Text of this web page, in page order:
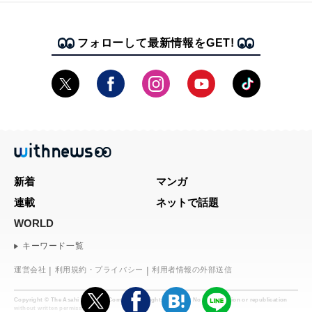
フォローして最新情報をGET!
Copyright © The Asahi Shimbun Company. All rights reserved. No reproduction or republication
without written permission.
新着
マンガ
連載
ネットで話題
WORLD
キーワード一覧
運営会社 利用規約・プライバシー 利用者情報の外部送信